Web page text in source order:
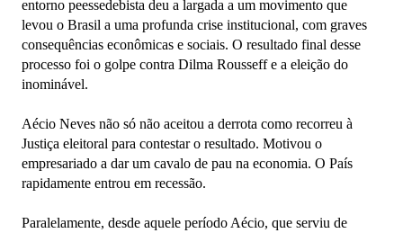
entorno peessedebista deu a largada a um movimento que
levou o Brasil a uma profunda crise institucional, com graves
consequências econômicas e sociais. O resultado final desse
processo foi o golpe contra Dilma Rousseff e a eleição do
inominável.
Aécio Neves não só não aceitou a derrota como recorreu à
Justiça eleitoral para contestar o resultado. Motivou o
empresariado a dar um cavalo de pau na economia. O País
rapidamente entrou em recessão.
Paralelamente, desde aquele período Aécio, que serviu de